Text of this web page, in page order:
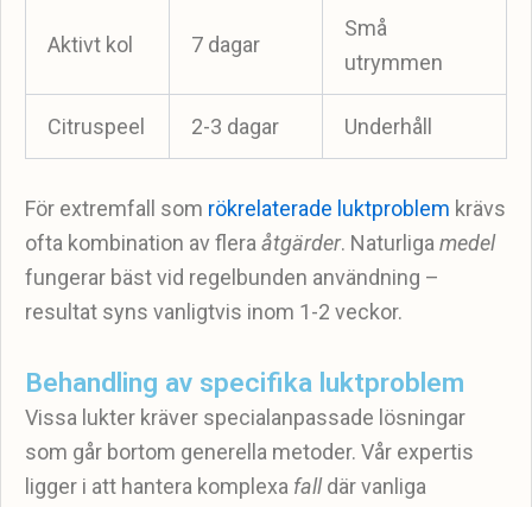
Aktivt kol 7 dagar
Små
utrymmen
Citruspeel 2-3 dagar Underhåll
För extremfall som rökrelaterade luktproblem krävs
ofta kombination av flera åtgärder. Naturliga medel
fungerar bäst vid regelbunden användning –
resultat syns vanligtvis inom 1-2 veckor.
Behandling av specifika luktproblem
Vissa lukter kräver specialanpassade lösningar
som går bortom generella metoder. Vår expertis
ligger i att hantera komplexa falldär vanliga